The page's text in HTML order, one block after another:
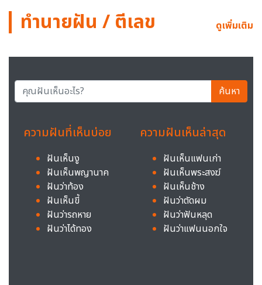
ทำนายฝัน / ตีเลข ดูเพิ่มเติม
ค้นหา
ความฝันที่เห็นบ่อย
ฝันเห็นงู
ฝันเห็นพญานาค
ฝันว่าท้อง
ฝันเห็นขี้
ฝันว่ารถหาย
ฝันว่าได้ทอง
ความฝันเห็นล่าสุด
ฝันเห็นแฟนเก่า
ฝันเห็นพระสงฆ์
ฝันเห็นช้าง
ฝันว่าตัดผม
ฝันว่าฟันหลุด
ฝันว่าแฟนนอกใจ